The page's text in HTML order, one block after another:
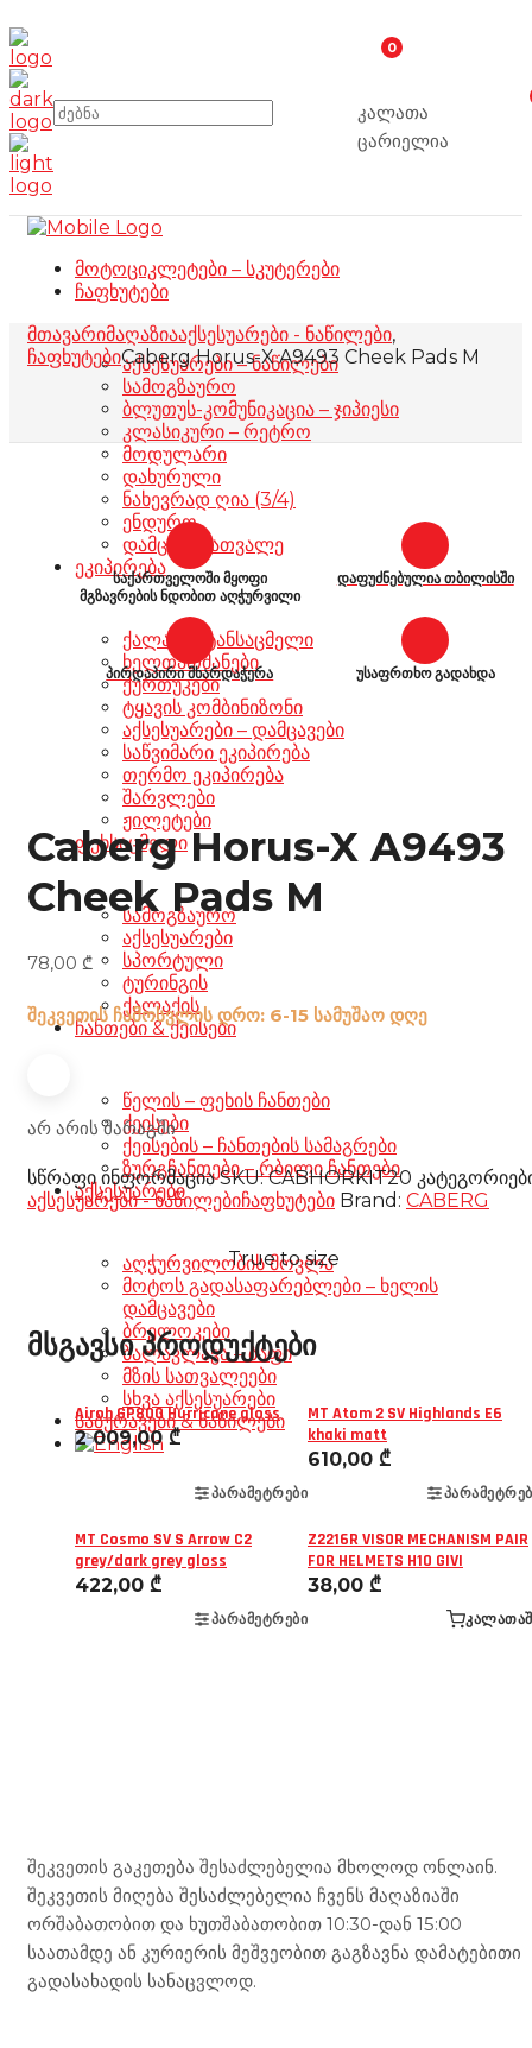
0
კალათა
ცარიელია
მოტოციკლეტები – სკუტერები
ჩაფხუტები
აქსესუარები – ნაწილები
სამოგზაურო
ბლუთუს-კომუნიკაცია – ჯიპიესი
კლასიკური – რეტრო
მოდულარი
დახურული
ნახევრად ღია (3/4)
ენდურო
დამცავი სათვალე
ეკიპირება
ქალაქის ტანსაცმელი
ხელთათმანები
ქურთუკები
ტყავის კომბინიზონი
აქსესუარები – დამცავები
საწვიმარი ეკიპირება
თერმო ეკიპირება
შარვლები
ჟილეტები
ფეხსაცმელი
სამოგზაურო
აქსესუარები
სპორტული
ტურინგის
ქალაქის
ჩანთები & ქეისები
წელის – ფეხის ჩანთები
ქეისები
ქეისების – ჩანთების სამაგრები
ზურგჩანთები – რბილი ჩანთები
აქსესუარები
აღჭურვილობის მოვლა
მოტოს გადასაფარებლები – ხელის
დამცავები
ბრელოკები
ბალაკლავა – ბაფი
მზის სათვალეები
სხვა აქსესუარები
საბურავები & ნაწილები
მთავარიმაღაზიააქსესუარები - ნაწილები,
ჩაფხუტებიCaberg Horus-X A9493 Cheek Pads M
საქართველოში მყოფი
მგზავრების ნდობით აღჭურვილი
დაფუძნებულია თბილისში
პირდაპირი მხარდაჭერა უსაფრთხო გადახდა
Caberg Horus-X A9493
Cheek Pads M
78,00 ₾
შეკვეთის ჩამოსვლის დრო: 6-15 სამუშაო დღე
არ არის მარაგში
სწრაფი ინფორმაცია SKU:CABHORKIT20
აქსესუარები - ნაწილებიჩაფხუტები Brand: CABERG
True to size
მსგავსი პროდუქტები
Airoh GP800 Hurricane gloss
2 009,00₾
ᲞᲐᲠᲐᲛᲔᲢᲠᲔᲑᲘ
MT Atom 2 SV Highlands E6
khaki matt
610,00 ₾
MT Cosmo SV S Arrow C2
grey/dark grey gloss
422,00 ₾
ᲞᲐᲠᲐᲛᲔᲢᲠᲔᲑᲘ
Z2216R VISOR MECHANISM PAIR
FOR HELMETS H10 GIVI
38,00 ₾
შეკვეთის გაკეთება შესაძლებელია მხოლოდ ონლაინ.
შეკვეთის მიღება შესაძლებელია ჩვენს მაღაზიაში
ორშაბათობით და ხუთშაბათობით 10:30-დან 15:00
საათამდე ან კურიერის მეშვეობით გაგზავნა დამატებითი
გადასახადის სანაცვლოდ.